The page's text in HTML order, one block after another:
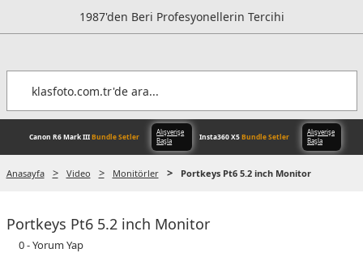
1987'den Beri Profesyonellerin Tercihi
Canon R6 Mark III Bundle Setler
Anasayfa Video Monitörler Portkeys Pt6 5.2 inch Monitor
Portkeys Pt6 5.2 inch Monitor
0 - Yorum Yap